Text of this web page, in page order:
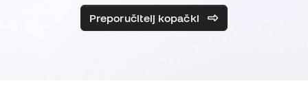
Preporučitelj kopački